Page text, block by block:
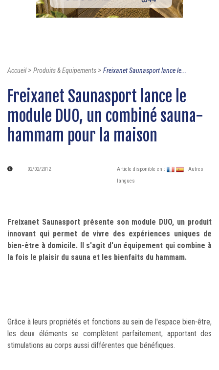
Accueil> Produits & Equipements> Freixanet Saunasport lance le...
Freixanet Saunasport lance le
module DUO, un combiné sauna-
hammam pour la maison
02/02/2012 Article disponible en :
| Autres
langues
Freixanet Saunasport présente son module DUO, un produit
innovant qui permet de vivre des expériences uniques de
bien-être à domicile. Il s'agit d'un équipement qui combine à
la fois le plaisir du sauna et les bienfaits du hammam.
Grâce à leurs propriétés et fonctions au sein de l'espace bien-être,
les deux éléments se complètent parfaitement, apportant des
stimulations au corps aussi différentes que bénéfiques.